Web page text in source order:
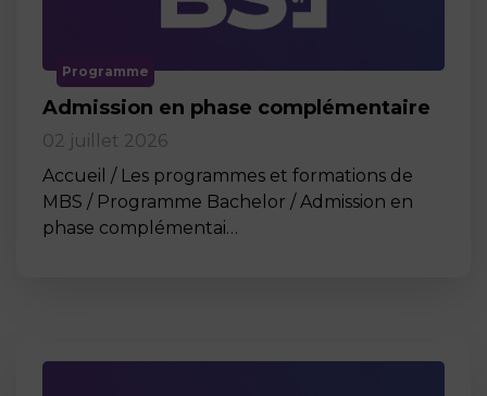
Programme
Admission en phase complémentaire
02 juillet 2026
Accueil / Les programmes et formations de
MBS / Programme Bachelor / Admission en
phase complémentai…